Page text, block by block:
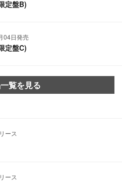
定盤B)
04日発売
定盤C)
覧を見る
ース
ース